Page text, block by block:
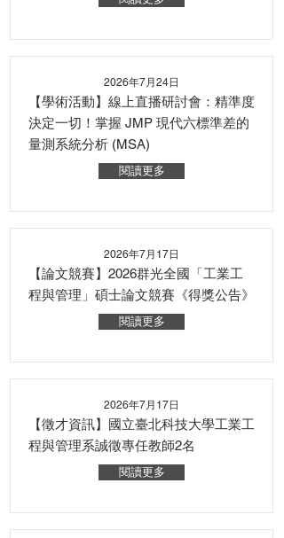
2026年7月24日
【學術活動】線上直播研討會：精準度
決定一切！掌握 JMP 現代六標準差的
量測系統分析 (MSA)
閱讀更多
2026年7月17日
【論文競賽】2026群光全國「工業工
程與管理」碩士論文競賽《得獎公告》
閱讀更多
2026年7月17日
【徵才資訊】國立臺北科技大學工業工
程與管理系誠徵專任教師2名
閱讀更多